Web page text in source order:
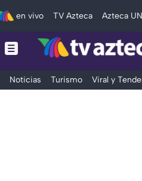
en vivo TV Azteca Azteca
Noticias Turismo Viral y